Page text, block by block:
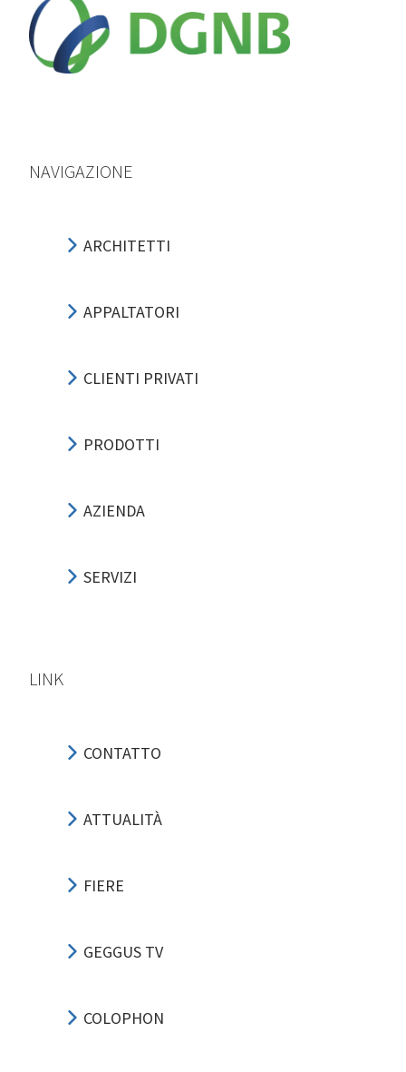
NAVIGAZIONE
ARCHITETTI
APPALTATORI
CLIENTI PRIVATI
PRODOTTI
AZIENDA
SERVIZI
LINK
CONTATTO
ATTUALITÀ
FIERE
GEGGUS TV
COLOPHON